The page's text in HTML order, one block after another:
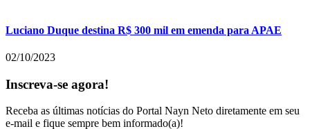
Luciano Duque destina R$ 300 mil em emenda para APAE
02/10/2023
Inscreva-se agora!
Receba as últimas notícias do Portal Nayn Neto diretamente em seu
e-mail e fique sempre bem informado(a)!